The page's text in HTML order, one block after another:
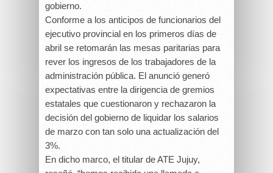
gobierno.
Conforme a los anticipos de funcionarios del
ejecutivo provincial en los primeros días de
abril se retomarán las mesas paritarias para
rever los ingresos de los trabajadores de la
administración pública. El anunció generó
expectativas entre la dirigencia de gremios
estatales que cuestionaron y rechazaron la
decisión del gobierno de liquidar los salarios
de marzo con tan solo una actualización del
3%.
En dicho marco, el titular de ATE Jujuy,